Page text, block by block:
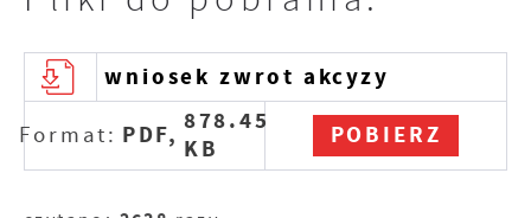
wniosek zwrot akcyzy
Format: PDF, 878.45
KB
POBIERZ